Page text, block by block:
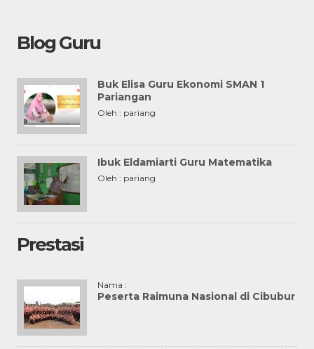
Blog Guru
Buk Elisa Guru Ekonomi SMAN 1
Pariangan
Oleh : pariang
Ibuk Eldamiarti Guru Matematika
Oleh : pariang
Prestasi
Nama :
Peserta Raimuna Nasional di Cibubur